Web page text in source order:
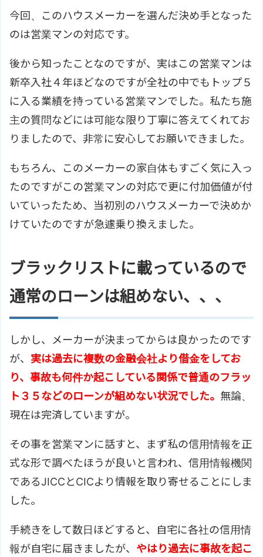
今回、このハウスメーカーを選んだ決め手となった
のは営業マンの対応です。
後から知ったことなのですが、実はこの営業マンは
新卒入社４年ほどなのですが全社の中でもトップ５
に入る業績を持っている営業マンでした。私たち施
主の質問などには可能な限り丁寧に答えてくれてお
りましたので、非常に安心してお願いできました。
もちろん、このメーカーの家自体もすごく気に入っ
たのですがこの営業マンの対応で更に付加価値が付
いていったため、当初別のハウスメーカーで決めか
けていたのですが急遽乗り換えました。
ブラックリストに載っているので
通常のローンは組めない、、、
しかし、メーカーが決まってからは良かったのです
が、 実は過去に複数の金融会社より借金をしてお
り、事故も何件か起こしている関係で普通のフラッ
ト３５などのローンが組めない状況でした。 無論、
現在は完済していますが。
その事を営業マンに話すと、まず私の信用情報を正
式な形で調べたほうが良いと言われ、信用情報機関
であるJICCとCICより情報を取り寄せることにしま
した。
手続きをして数日ほどすると、自宅に各社の信用情
報が自宅に届きましたが、 やはり過去に事故を起こ